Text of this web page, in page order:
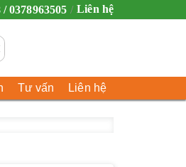
/ 0378963505 Liên hệ
Tư vấn Liên hệ